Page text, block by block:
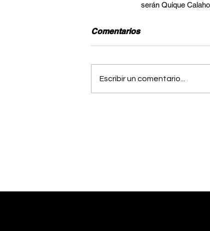
serán Quique
Comentarios
Escribir un comentario...